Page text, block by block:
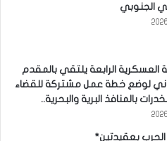
الجنوبي
العسكرية الرابعة يلتقي بالمقدم
لوضع خطة عمل مشتركة للقضاء
بالمنافذ البرية والبحرية..
الحرب بعقيدتين*